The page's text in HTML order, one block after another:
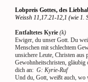
Lobpreis Gottes, des
Weissh 11,17.21-12,1 (wie 1.
Entfaltetes Kyrie (k)
Ewiger, du unser Gott. Du
Menschen mit schlechtem
unsichere Leute, Christen aus
Gewohnheitschristen,
dich an: G: Kyrie-Ruf
Und du, Gott, weißt auch, wo